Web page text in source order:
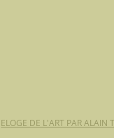
ELOGE DE L'ART PAR ALAIN